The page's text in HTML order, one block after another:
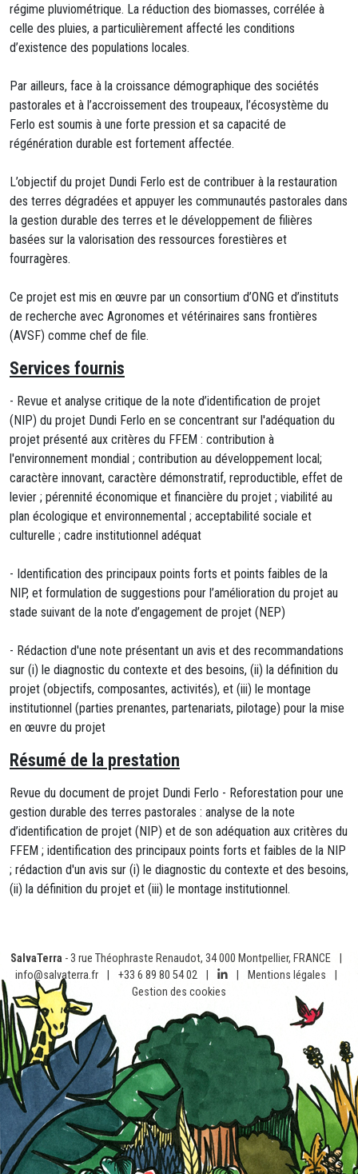
régime pluviométrique. La réduction des biomasses, corrélée à
celle des pluies, a particulièrement affecté les conditions
d’existence des populations locales.
Par ailleurs, face à la croissance démographique des sociétés
pastorales et à l’accroissement des troupeaux, l’écosystème du
Ferlo est soumis à une forte pression et sa capacité de
régénération durable est fortement affectée.
L’objectif du projet Dundi Ferlo est de contribuer à la restauration
des terres dégradées et appuyer les communautés pastorales dans
la gestion durable des terres et le développement de filières
basées sur la valorisation des ressources forestières et
fourragères.
Ce projet est mis en œuvre par un consortium d’ONG et d’instituts
de recherche avec Agronomes et vétérinaires sans frontières
(AVSF) comme chef de file.
Services fournis
- Revue et analyse critique de la note d’identification de projet
(NIP) du projet Dundi Ferlo en se concentrant sur l'adéquation du
projet présenté aux critères du FFEM : contribution à
l'environnement mondial ; contribution au développement local;
caractère innovant, caractère démonstratif, reproductible, effet de
levier ; pérennité économique et financière du projet ; viabilité au
plan écologique et environnemental ; acceptabilité sociale et
culturelle ; cadre institutionnel adéquat
- Identification des principaux points forts et points faibles de la
NIP, et formulation de suggestions pour l’amélioration du projet au
stade suivant de la note d’engagement de projet (NEP)
- Rédaction d'une note présentant un avis et des recommandations
sur (i) le diagnostic du contexte et des besoins, (ii) la définition du
projet (objectifs, composantes, activités), et (iii) le montage
institutionnel (parties prenantes, partenariats, pilotage) pour la mise
en œuvre du projet
Résumé de la prestation
Revue du document de projet Dundi Ferlo - Reforestation pour une
gestion durable des terres pastorales : analyse de la note
d’identification de projet (NIP) et de son adéquation aux critères du
FFEM ; identification des principaux points forts et faibles de la NIP
; rédaction d'un avis sur (i) le diagnostic du contexte et des besoins,
(ii) la définition du projet et (iii) le montage institutionnel.
SalvaTerra - 3 rue Théophraste Renaudot, 34 000 Montpellier, FRANCE
info@salvaterra.fr
+33 6 89 80 54 02 Mentions légales
Gestion des cookies